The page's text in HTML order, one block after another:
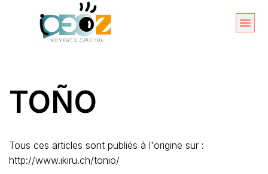
TOÑO
Tous ces articles sont publiés à l'origine sur :
http://www.ikiru.ch/tonio/